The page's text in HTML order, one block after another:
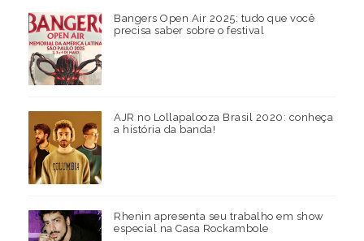
Bangers Open Air 2025: tudo que você
precisa saber sobre o festival
AJR no Lollapalooza Brasil 2020: conheça
a história da banda!
Rhenin apresenta seu trabalho em show
especial na Casa Rockambole